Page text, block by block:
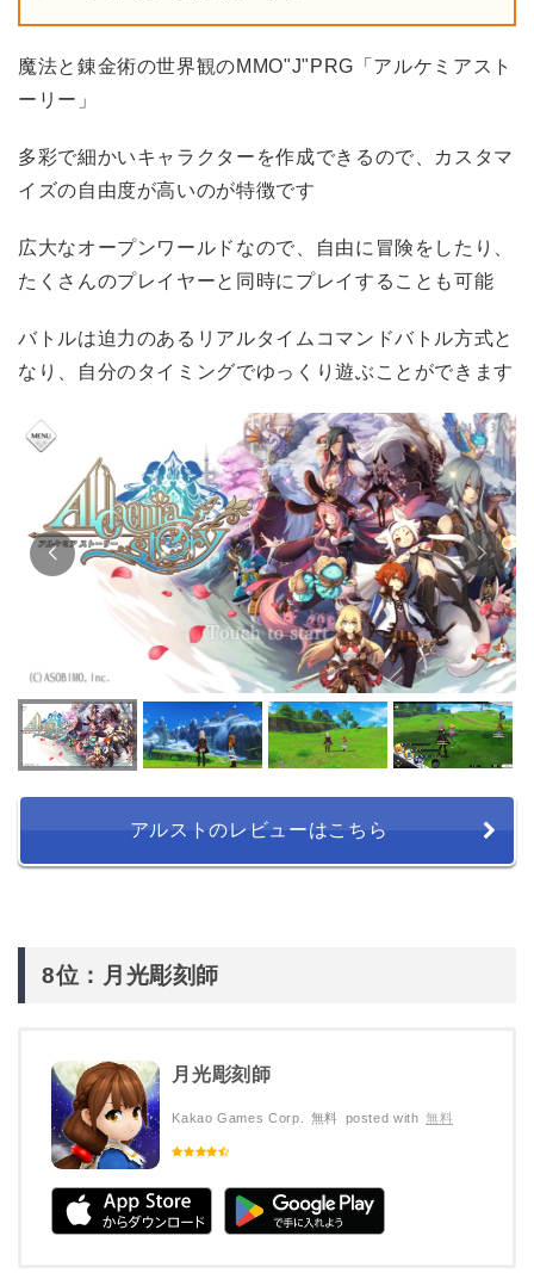
魔法と錬金術の世界観のMMO"J"PRG「アルケミアスト
ーリー」
多彩で細かいキャラクターを作成できるので、カスタマ
イズの自由度が高いのが特徴です
広大なオープンワールドなので、自由に冒険をしたり、
たくさんのプレイヤーと同時にプレイすることも可能
バトルは迫力のあるリアルタイムコマンドバトル方式と
なり、自分のタイミングでゆっくり遊ぶことができます
アルストのレビューはこちら
8位：月光彫刻師
月光彫刻師
Kakao Games Corp. 無料 posted with 無料